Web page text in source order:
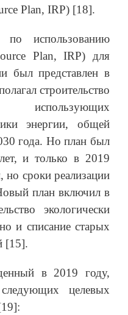
Plan, IRP) [18].
по использованию
Plan, IRP) для
был представлен в
строительство
использующих
энергии, общей
года. Но план был
и только в 2019
но сроки реализации
план включил в
экологически
и списание старых
[15].
в 2019 году,
целевых